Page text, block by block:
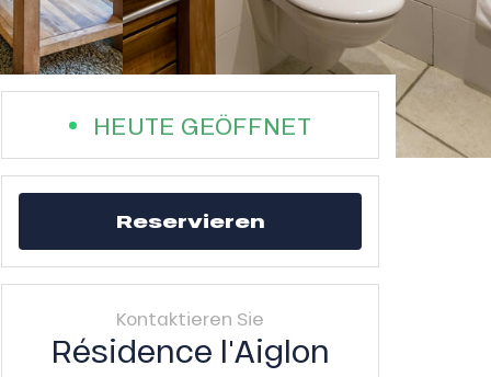
HEUTE GEÖFFNET
Reservieren
Kontaktieren Sie
Résidence l'Aiglon